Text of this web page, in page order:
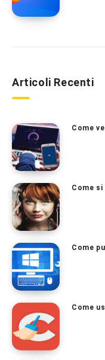
Articoli Recenti
Come
Come si
Come
Come